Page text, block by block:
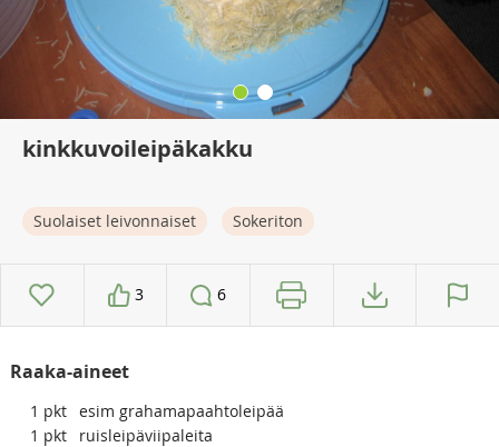
kinkkuvoileipäkakku
Suolaiset leivonnaiset Sokeriton
3 6
Raaka-aineet
1 pkt esim grahamapaahtoleipää
1 pkt
ruisleipäviipaleita